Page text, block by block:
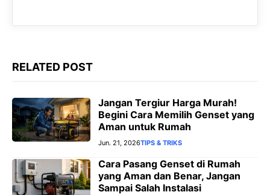
RELATED POST
Jangan Tergiur Harga Murah!
Begini Cara Memilih Genset yang
Aman untuk Rumah
Jun. 21, 2026TIPS & TRIKS
Cara Pasang Genset di Rumah
yang Aman dan Benar, Jangan
Sampai Salah Instalasi